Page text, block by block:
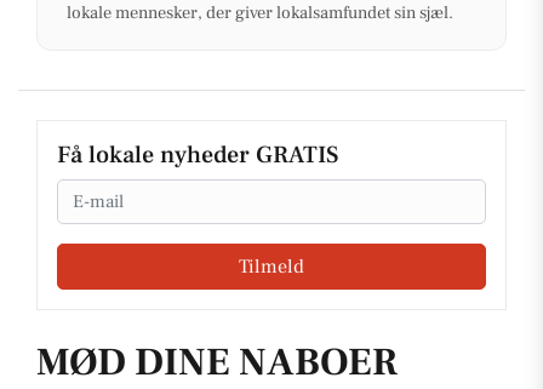
lokale mennesker, der giver lokalsamfundet sin sjæl.
Få lokale nyheder GRATIS
Email
Tilmeld
MØD DINE NABOER